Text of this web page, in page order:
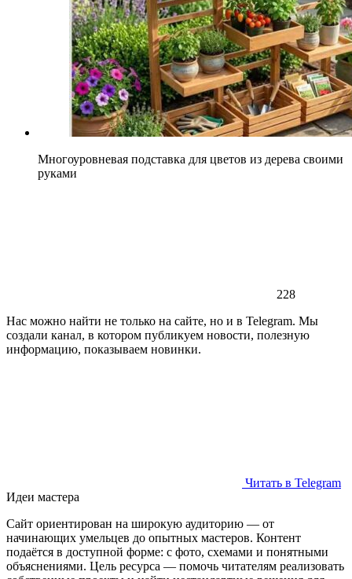
Многоуровневая подставка для цветов из дерева своими
руками
228
Нас можно найти не только на сайте, но и в Telegram. Мы
создали канал, в котором публикуем новости, полезную
информацию, показываем новинки.
Читать в Telegram
Идеи мастера
Сайт ориентирован на широкую аудиторию — от
начинающих умельцев до опытных мастеров. Контент
подаётся в доступной форме: с фото, схемами и понятными
объяснениями. Цель ресурса — помочь читателям реализовать